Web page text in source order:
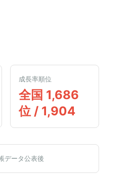
成長率順位
全国 1,686
位 / 1,904
データ公表後